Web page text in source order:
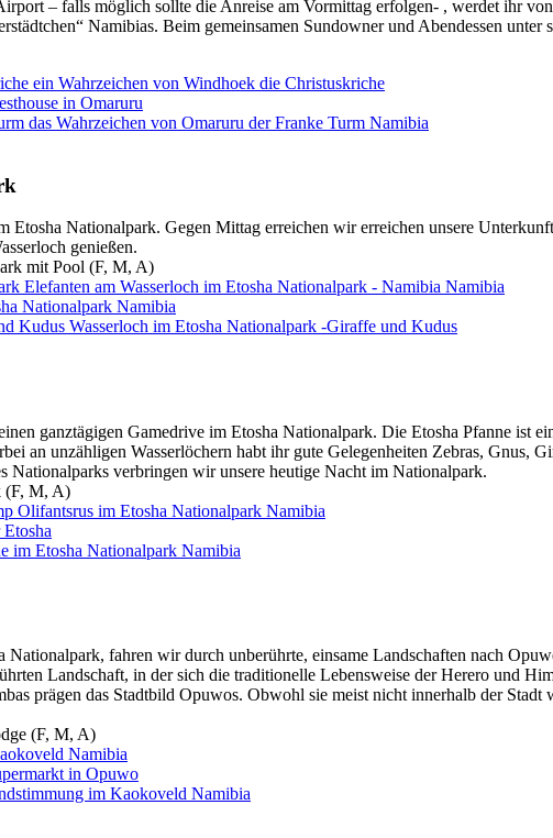
– falls möglich sollte die Anreise am Vormittag erfolgen- , werdet ihr
Namibias. Beim gemeinsamen Sundowner und Abendessen
ein Wahrzeichen von Windhoek die Christuskriche
in Omaruru
das Wahrzeichen von Omaruru der Franke Turm Namibia
Nationalpark. Gegen Mittag erreichen wir erreichen unsere
genießen.
mit Pool (F, M, A)
Elefanten am Wasserloch im Etosha Nationalpark - Namibia Namibia
Nationalpark Namibia
Wasserloch im Etosha Nationalpark -Giraffe und Kudus
ganztägigen Gamedrive im Etosha Nationalpark. Die Etosha Pfanne ist
an unzähligen Wasserlöchern habt ihr gute Gelegenheiten Zebras,
Nationalparks verbringen wir unsere heutige Nacht im Nationalpark.
(F, M, A)
Olifantsrus im Etosha Nationalpark Namibia
im Etosha Nationalpark Namibia
fahren wir durch unberührte, einsame Landschaften nach
Landschaft, in der sich die traditionelle Lebensweise der Herero und
prägen das Stadtbild Opuwos. Obwohl sie meist nicht innerhalb der
(F, M, A)
Namibia
in Opuwo
im Kaokoveld Namibia